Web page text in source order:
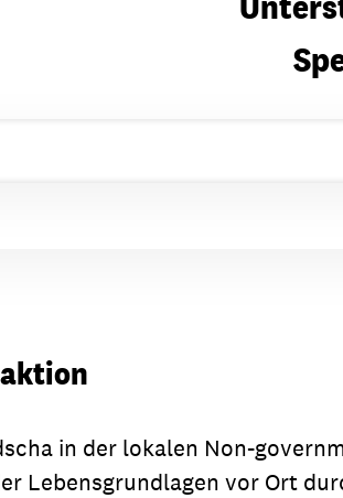
in der lokalen Non-
Lebensgrundlagen vor Ort